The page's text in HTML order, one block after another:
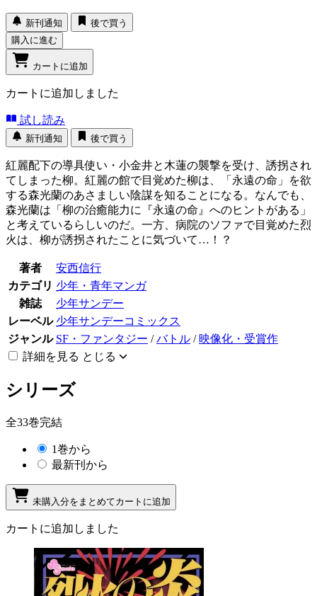
新刊通知
後で買う
購入に進む
カートに追加
カートに追加しました
試し読み
新刊通知 後で買う
紅麗配下の導具使い・小金井と木蓮の襲撃を受け、誘拐され
てしまった柳。紅麗の館で目覚めた柳は、「永遠の命」を欲
する森光蘭のあさましい陰謀を知ることになる。なんでも、
森光蘭は「柳の治癒能力に『永遠の命』へのヒントがある」
と考えているらしいのだ。一方、病院のソファで目覚めた烈
火は、柳が誘拐されたことに気づいて…！？
著者
安西信行
カテゴリ 少年・青年マンガ
雑誌
少年サンデー
レーベル 少年サンデーコミックス
ジャンル SF・ファンタジー /バトル / 映像化・受賞作
詳細を見る とじる
シリーズ
全33巻完結
1巻から
最新刊から
未購入分をまとめてカートに追加
カートに追加しました